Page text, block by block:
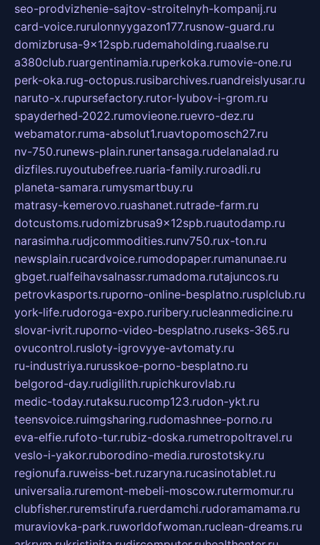
seo-prodvizhenie-sajtov-stroitelnyh-kompanij.ru
card-voice.rurulonnyygazon177.rusnow-guard.ru
domizbrusa-9x12spb.rudemaholding.ruaalse.ru
a380club.ruargentinamia.ruperkoka.rumovie-one.ru
perk-oka.rug-octopus.rusibarchives.ruandreislyusar.ru
naruto-x.rupursefactory.rutor-lyubov-i-grom.ru
spayderhed-2022.rumovieone.ruevro-dez.ru
webamator.ruma-absolut1.ruavtopomosch27.ru
nv-750.runews-plain.runertansaga.rudelanalad.ru
dizfiles.ruyoutubefree.ruaria-family.ruroadli.ru
planeta-samara.rumysmartbuy.ru
matrasy-kemerovo.ruashanet.rutrade-farm.ru
dotcustoms.rudomizbrusa9x12spb.ruautodamp.ru
narasimha.rudjcommodities.runv750.rux-ton.ru
newsplain.rucardvoice.rumodopaper.rumanunae.ru
gbget.rualfeihavsalnassr.rumadoma.rutajuncos.ru
petrovkasports.ruporno-online-besplatno.rusplclub.ru
york-life.rudoroga-expo.ruribery.rucleanmedicine.ru
slovar-ivrit.ruporno-video-besplatno.ruseks-365.ru
ovucontrol.rusloty-igrovyye-avtomaty.ru
ru-industriya.rurusskoe-porno-besplatno.ru
belgorod-day.rudigilith.rupichkurovlab.ru
medic-today.rutaksu.rucomp123.rudon-ykt.ru
teensvoice.ruimgsharing.rudomashnee-porno.ru
eva-elfie.rufoto-tur.rubiz-doska.rumetropoltravel.ru
veslo-i-yakor.ruborodino-media.rurostotsky.ru
regionufa.ruweiss-bet.ruzaryna.rucasinotablet.ru
universalia.ruremont-mebeli-moscow.rutermomur.ru
clubfisher.ruremstirufa.ruerdamchi.rudoramamama.ru
muraviovka-park.ruworldofwoman.ruclean-dreams.ru